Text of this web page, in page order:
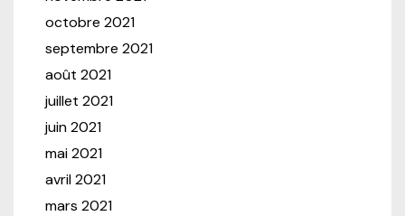
octobre 2021
septembre 2021
août 2021
juillet 2021
juin 2021
mai 2021
avril 2021
mars 2021